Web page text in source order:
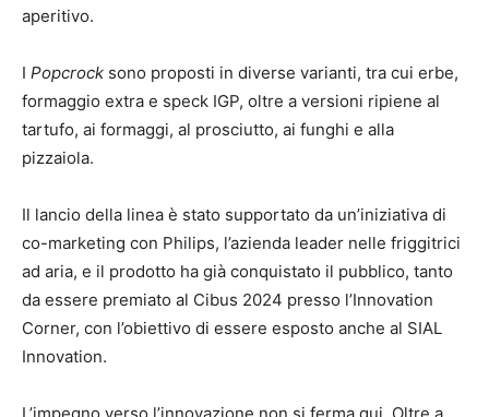
aperitivo.
I Popcrock sono proposti in diverse varianti, tra cui erbe,
formaggio extra e speck IGP, oltre a versioni ripiene al
tartufo, ai formaggi, al prosciutto, ai funghi e alla
pizzaiola.
Il lancio della linea è stato supportato da un’iniziativa di
co-marketing con Philips, l’azienda leader nelle friggitrici
ad aria, e il prodotto ha già conquistato il pubblico, tanto
da essere premiato al Cibus 2024 presso l’Innovation
Corner, con l’obiettivo di essere esposto anche al SIAL
Innovation.